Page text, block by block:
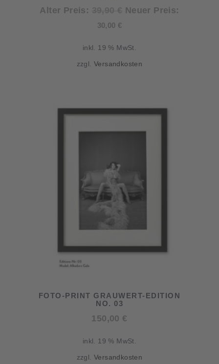
Alter Preis:
Ursprünglicher
Neuer Preis:
30,00 €Aktueller
30,00 €.
inkl. 19 % MwSt.
zzgl.Versandkosten
FOTO-PRINT GRAUWERT-EDITION
NO. 03
150,00 €
inkl. 19 % MwSt.
zzgl.Versandkosten